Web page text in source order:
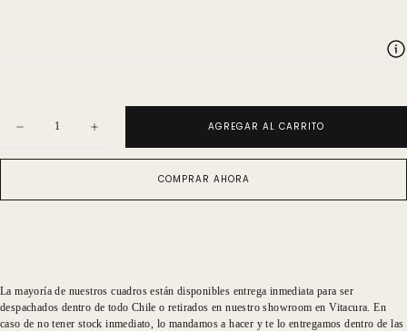
Disminuir
para
No
Aumentar
cantidad
para
No
AGREGAR AL CARRITO
COMPRAR AHORA
La mayoría de nuestros cuadros están disponibles entrega inmediata para ser
despachados dentro de todo Chile o retirados en nuestro showroom en Vitacura. En
caso de no tener stock inmediato, lo mandamos a hacer y te lo entregamos dentro de las